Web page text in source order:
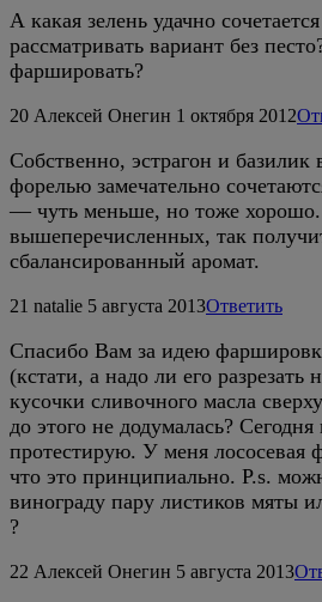
А какая зелень удачно
рассматривать вариант без
фаршировать?
20 Алексей Онегин 1 октября 2012
Собственно, эстрагон и
форелью замечательно
— чуть меньше, но тоже хорошо.
вышеперечисленных, так
сбалансированный аромат.
21 natalie 5 августа 2013Ответить
Спасибо Вам за идею
(кстати, а надо ли его
кусочки сливочного масла
до этого не додумалась? Сегодня
протестирую. У меня лососевая
что это принципиально. P.s.
винограду пару листиков мяты
?
22 Алексей Онегин 5 августа 2013